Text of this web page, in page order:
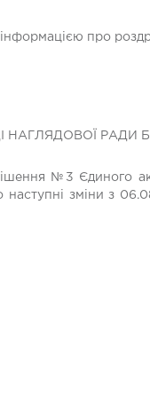
про
НАГЛЯДОВОЇ РАДИ
№3 Єдиного
зміни з